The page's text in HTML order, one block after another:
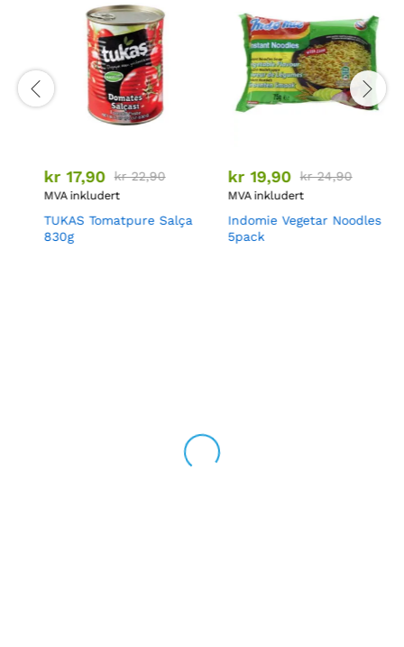
17,90 kr 22,90
MVA inkludert
TUKAS Tomatpure Salça
830g
19,90 kr 24,90
MVA inkludert
Indomie Vegetar Noodles
5pack